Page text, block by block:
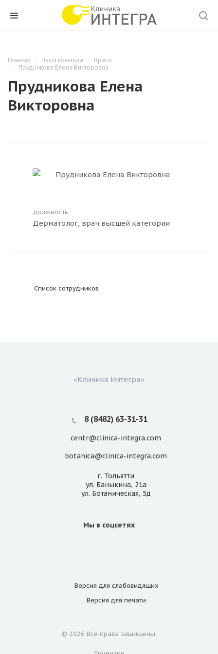
Главная Наша команда
Врачи
Прудникова Елена Викторовна
Прудникова Елена
Викторовна
Должность
Дерматолог, врач высшей категории
Список сотрудников
«Клиника Интегра»
8 (8482) 63-31-31
centr@clinica-integra.com
botanica@clinica-integra.com
г. Тольятти
ул. Баныкина, 21а
ул. Ботаническая, 5д
Мы в соцсетях
Версия для слабовидящих
Версия для печати
© 2026 Все права защищены.